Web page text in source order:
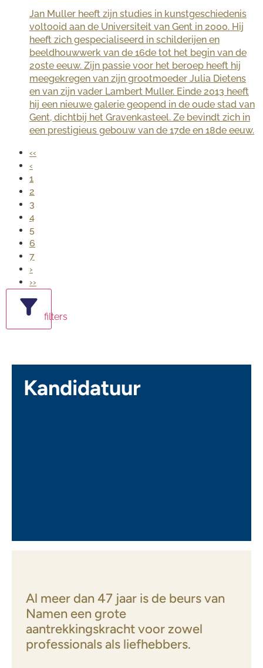
Jan Muller heeft zijn studies in kunstgeschiedenis
voltooid aan de Universiteit van Gent in 2000. Hij
heeft zich gespecialiseerd in schilderijen en
beeldhouwwerk van de 16de tot het begin van de
20ste eeuw. Zijn passie voor het beroep heeft hij
meegekregen van zijn grootmoeder Julia Dietens
en van zijn vader Lambert Muller. Einde 2013 heeft
hij een nieuwe galerie geopend in de oude stad van
Gent, dichtbij het Gravenkasteel. Ze bevindt zich in
een prestigieus gebouw van de 17de en 18de eeuw.
‹‹
‹
1
2
3
4
5
6
7
›
››
filters
Kandidatuur
Al meer dan 47 jaar is de beurs van
Namen een grote
aantrekkingskracht voor zowel
professionals als liefhebbers.